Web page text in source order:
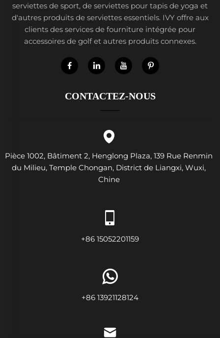
serviettes de sport, de serviettes pour tapis de yoga et
d'autres produits de serviettes essentiels. IVY offre aux
clients des services de fourniture intégrée pour
accessoires de golf et autres produits connexes.
CONTACTEZ-NOUS
Pièce 1002, Bâtiment 2, Henglong Plaza, 139 Rue Renmin
du Milieu, Temple Chongan, District de Liangxi, Wuxi,
Chine
+86 15052201159
+86 13921128124